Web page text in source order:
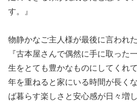
す。』
物静かなご主人様が最後に言われた
『古本屋さんで偶然に手に取った
生をとても豊かなものにしてくれ
年を重ねると家にいる時間が長く
ば暮らす楽しさと安心感が日々増